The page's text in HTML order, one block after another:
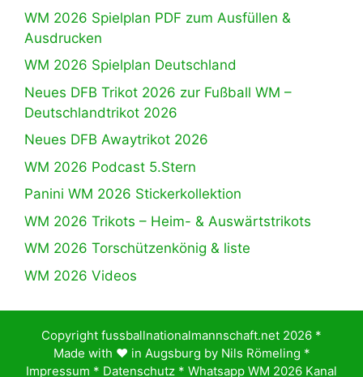
WM 2026 Spielplan PDF zum Ausfüllen &
Ausdrucken
WM 2026 Spielplan Deutschland
Neues DFB Trikot 2026 zur Fußball WM –
Deutschlandtrikot 2026
Neues DFB Awaytrikot 2026
WM 2026 Podcast 5.Stern
Panini WM 2026 Stickerkollektion
WM 2026 Trikots – Heim- & Auswärtstrikots
WM 2026 Torschützenkönig & liste
WM 2026 Videos
Copyright fussballnationalmannschaft.net 2026 *
Made with ♥️ in Augsburg by Nils Römeling *
Impressum * Datenschutz * Whatsapp WM 2026 Kanal